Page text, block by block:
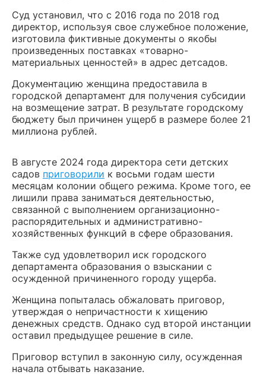
Суд установил, что с 2016 года по 2018 год
директор, используя свое служебное положение,
изготовила фиктивные документы о якобы
произведенных поставках «товарно-
материальных ценностей» в адрес детсадов.
Документацию женщина предоставила в
городской департамент для получения субсидии
на возмещение затрат. В результате городскому
бюджету был причинен ущерб в размере более 21
миллиона рублей.
В августе 2024 года директора сети детских
садов приговорили к восьми годам шести
месяцам колонии общего режима. Кроме того, ее
лишили права заниматься деятельностью,
связанной с выполнением организационно-
распорядительных и административно-
хозяйственных функций в сфере образования.
Также суд удовлетворил иск городского
департамента образования о взыскании с
осужденной причиненного городу ущерба.
Женщина попыталась обжаловать приговор,
утверждая о непричастности к хищению
денежных средств. Однако суд второй инстанции
оставил предыдущее решение в силе.
Приговор вступил в законную силу, осужденная
начала отбывать наказание.